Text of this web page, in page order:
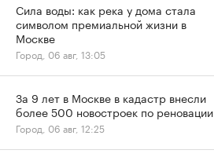
Сила воды: как река у дома стала
символом премиальной жизни в
Москве
Город, 06 авг, 13:05
За 9 лет в Москве в кадастр внесли
более 500 новостроек по реновации
Город, 06 авг, 12:25